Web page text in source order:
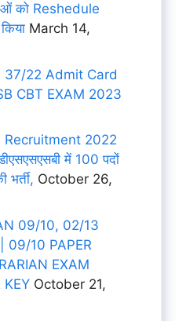
को Reshedule
March 14,
37/22 Admit Card
CBT EXAM 2023
Recruitment 2022
में 100 पदों
भर्ती, October 26,
09/10, 02/13
09/10 PAPER
EXAM
KEY October 21,